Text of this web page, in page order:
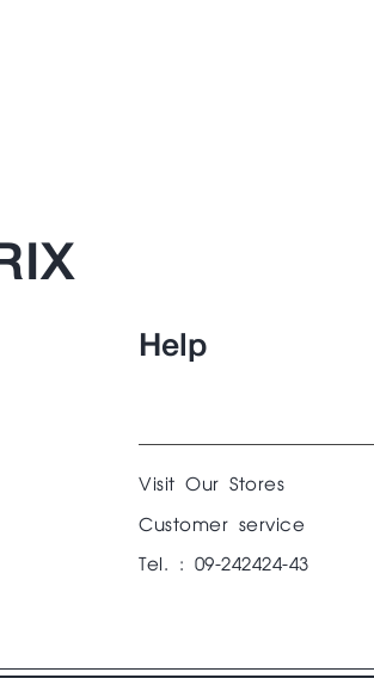
Help
Visit Our Stores
Customer service
Tel. : 09-242424-43